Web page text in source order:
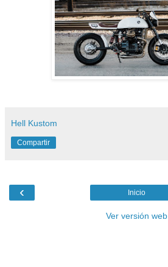
Hell Kustom
Compartir
‹ Inicio
Ver versión web